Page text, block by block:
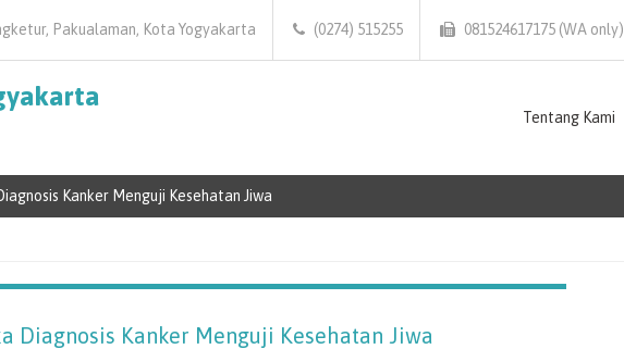
Pakualaman, Kota Yogyakarta (0274) 515255 081524617175 (WA only)
Tentang Kami
Kanker Menguji Kesehatan Jiwa
Diagnosis Kanker Menguji Kesehatan Jiwa